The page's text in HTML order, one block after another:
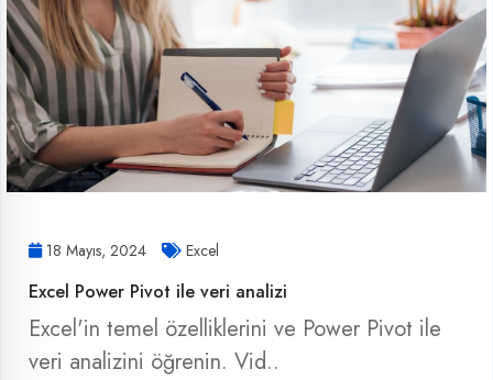
18 Mayıs, 2024 Excel
Excel Power Pivot ile veri analizi
Excel'in temel özelliklerini ve Power Pivot ile
veri analizini öğrenin. Vid..